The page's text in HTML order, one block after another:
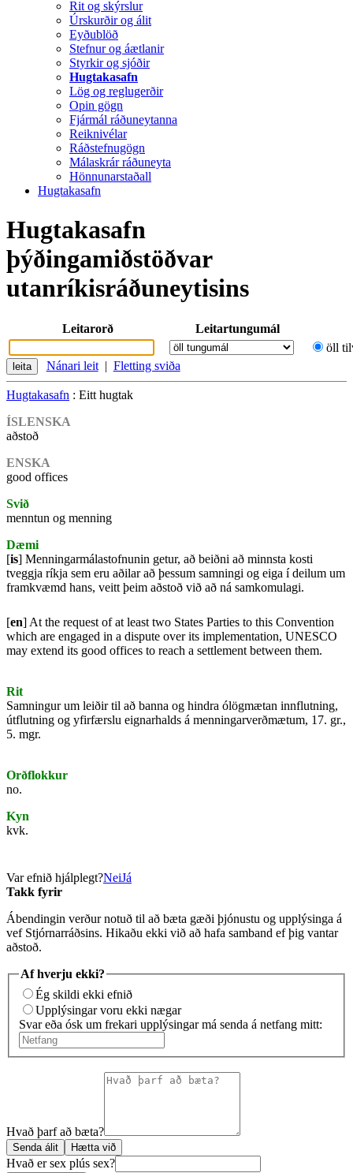
Rit og skýrslur
Úrskurðir og álit
Eyðublöð
Stefnur og áætlanir
Styrkir og sjóðir
Hugtakasafn
Lög og reglugerðir
Opin gögn
Fjármál ráðuneytanna
Reiknivélar
Ráðstefnugögn
Málaskrár ráðuneyta
Hönnunarstaðall
Hugtakasafn
Hugtakasafn
þýðingamiðstöðvar
utanríkisráðuneytisins
Leitarorð
Leitartungumál
öll
Nánari leit| Fletting sviða
Hugtakasafn : Eitt hugtak
ÍSLENSKA
aðstoð
ENSKA
good offices
Svið
menntun og menning
Dæmi
[is] Menningarmálastofnunin getur, að beiðni að minnsta kosti
tveggja ríkja sem eru aðilar að þessum samningi og eiga í deilum um
framkvæmd hans, veitt þeim aðstoð við að ná samkomulagi.
[en] At the request of at least two States Parties to this Convention
which are engaged in a dispute over its implementation, UNESCO
may extend its good offices to reach a settlement between them.
Rit
Samningur um leiðir til að banna og hindra ólögmætan innflutning,
útflutning og yfirfærslu eignarhalds á menningarverðmætum, 17. gr.,
5. mgr.
Orðflokkur
no.
Kyn
kvk.
Var efnið hjálplegt?NeiJá
Takk fyrir
Ábendingin verður notuð til að bæta gæði þjónustu og upplýsinga á
vef Stjórnarráðsins. Hikaðu ekki við að hafa samband ef þig vantar
aðstoð.
Af hverju ekki?
Ég skildi ekki efnið
Upplýsingar voru ekki nægar
Svar eða ósk um frekari upplýsingar má senda á netfang mitt:
Hvað þarf að bæta?
Senda álit Hætta við
Hvað er sex plús sex?